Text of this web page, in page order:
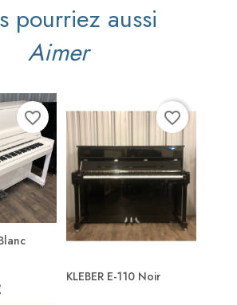
pourriez aussi
Aimer
favorite_border
KLEBER E-110 Noir
favorite_border